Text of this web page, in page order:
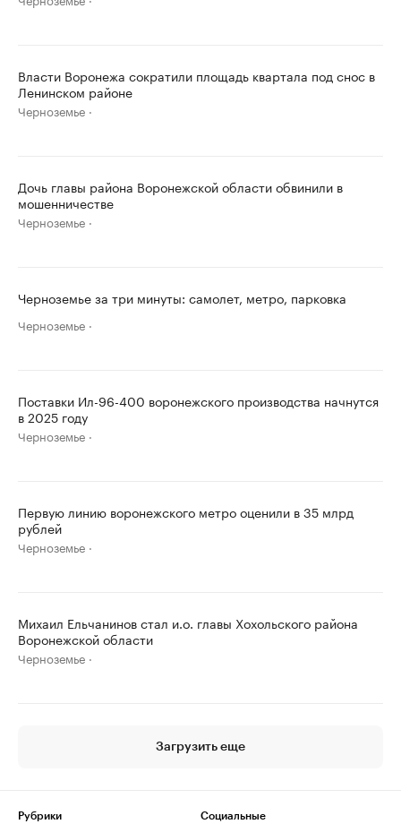
Власти Воронежа сократили площадь квартала под снос в
Ленинском районе
Черноземье
Дочь главы района Воронежской области обвинили в
мошенничестве
Черноземье
Черноземье за три минуты: самолет, метро, парковка
Черноземье
Поставки Ил-96-400 воронежского производства начнутся
в 2025 году
Черноземье
Первую линию воронежского метро оценили в 35 млрд
рублей
Черноземье
Михаил Ельчанинов стал и.о. главы Хохольского района
Воронежской области
Черноземье
Загрузить еще
Рубрики
Социальные